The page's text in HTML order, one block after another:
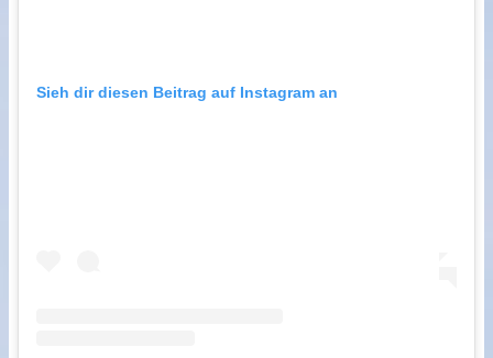
Sieh dir diesen Beitrag auf Instagram an